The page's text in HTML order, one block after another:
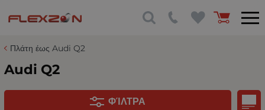
Πλάτη έως Audi Q2
Audi Q2
ΦΊΛΤΡΑ